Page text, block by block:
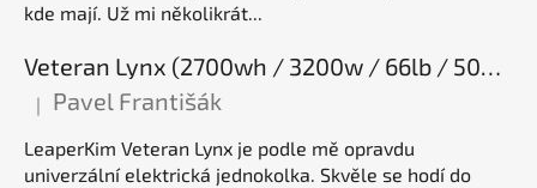
kde mají. Už mi několikrát...
Veteran Lynx (2700wh / 3200w / 66lb / 50E), elektrická jednokolka
Hodnocení produktu je 5 z 5 hvězdiček.
| Pavel Františák
LeaperKim Veteran Lynx je podle mě opravdu
univerzální elektrická jednokolka. Skvěle se hodí do